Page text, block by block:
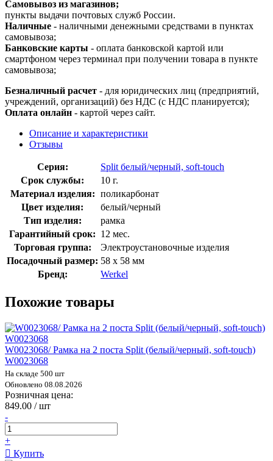
Самовывоз из магазинов;
пункты выдачи почтовых служб России.
Наличные - наличными денежными средствами в пунктах
самовывоза;
Банковские карты - оплата банковской картой или
смартфоном через терминал при получении товара в пункте
самовывоза;
Безналичный расчет - для юридических лиц (предприятий,
учреждений, организаций) без НДС (с НДС планируется);
Оплата онлайн - картой через сайт.
Описание и характеристики
Отзывы
Серия:
Split белый/черный, soft-touch
Срок службы:
10 г.
Материал изделия: поликарбонат
Цвет изделия:
белый/черный
Тип изделия:
рамка
Гарантийный срок: 12 мес.
Торговая группа:
Электроустановочные изделия
Посадочный размер: 58 х 58 мм
Бренд:
Werkel
Похожие товары
W0023068/ Рамка на 2 поста Split (белый/черный, soft-touch)
W0023068
На складе 500 шт
Обновлено 08.08.2026
Розничная цена:
849.00 / шт
-
+
Купить